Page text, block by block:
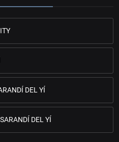
DEL YÍ
DEL YÍ